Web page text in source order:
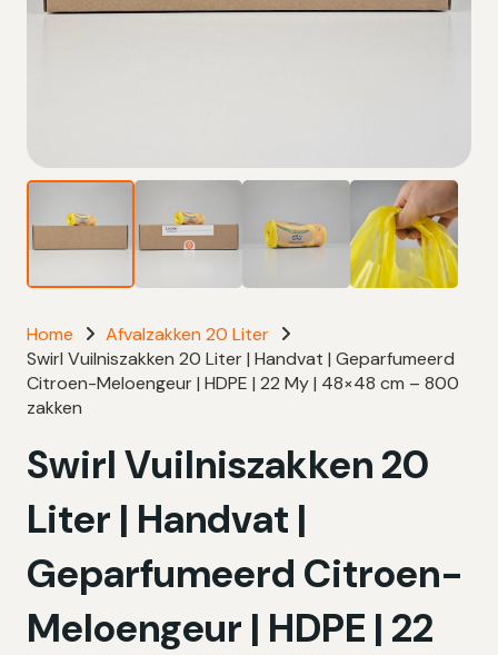
Home
Afvalzakken 20 Liter
Swirl Vuilniszakken 20 Liter | Handvat | Geparfumeerd
Citroen-Meloengeur | HDPE | 22 My | 48×48 cm – 800
zakken
Swirl Vuilniszakken 20
Liter | Handvat |
Geparfumeerd Citroen-
Meloengeur | HDPE | 22